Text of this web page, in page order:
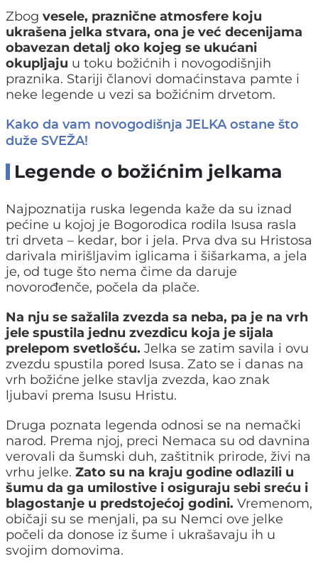
Zbog vesele, praznične atmosfere koju
ukrašena jelka stvara, ona je već decenijama
obavezan detalj oko kojeg se ukućani
okupljaju u toku božićnih i novogodišnjih
praznika. Stariji članovi domaćinstava pamte i
neke legende u vezi sa božićnim drvetom.
Kako da vam novogodišnja JELKA ostane što
duže SVEŽA!
Legende o božićnim jelkama
Najpoznatija ruska legenda kaže da su iznad
pećine u kojoj je Bogorodica rodila Isusa rasla
tri drveta – kedar, bor i jela. Prva dva su Hristosa
darivala mirišljavim iglicama i šišarkama, a jela
je, od tuge što nema čime da daruje
novorođenče, počela da plače.
Na nju se sažalila zvezda sa neba, pa je na vrh
jele spustila jednu zvezdicu koja je sijala
prelepom svetlošću. Jelka se zatim savila i ovu
zvezdu spustila pored Isusa. Zato se i danas na
vrh božićne jelke stavlja zvezda, kao znak
ljubavi prema Isusu Hristu.
Druga poznata legenda odnosi se na nemački
narod. Prema njoj, preci Nemaca su od davnina
verovali da šumski duh, zaštitnik prirode, živi na
vrhu jelke. Zato su na kraju godine odlazili u
šumu da ga umilostive i osiguraju sebi sreću i
blagostanje u predstojećoj godini. Vremenom,
običaji su se menjali, pa su Nemci ove jelke
počeli da donose iz šume i ukrašavaju ih u
svojim domovima.